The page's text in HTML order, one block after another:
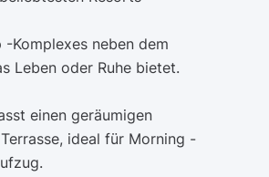
Komplexes neben dem
Leben oder Ruhe bietet.
einen geräumigen
ideal für Morning -